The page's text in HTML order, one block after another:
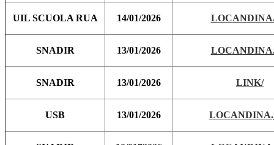
UIL SCUOLA RUA 14/01/2026
SNADIR 13/01/2026
SNADIR 13/01/2026 LINK/
USB 13/01/2026